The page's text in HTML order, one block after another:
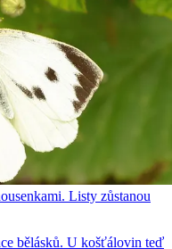
Listy zůstanou
bělásků. U košťálovin teď